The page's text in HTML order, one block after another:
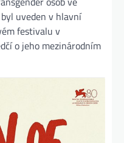
uveden v hlavní
festivalu v
o jeho mezinárodním